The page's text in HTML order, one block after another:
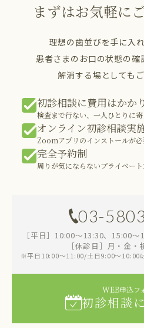
まずはお気軽に
理想の歯並びを手に入
患者さまのお口の状態の確
解消する場としても
初診相談に費用はかか
検査まで行ない、一人ひとりに
オンライン初診相談実
Zoomアプリのインストールが必
完全予約制
周りが気にならないプライベー
03-
［平日］10:00～13:30、15:00
［休診日］月・金
※平日10:00～11:00/土日9:00～10:00
WEB申込フ
初診相談